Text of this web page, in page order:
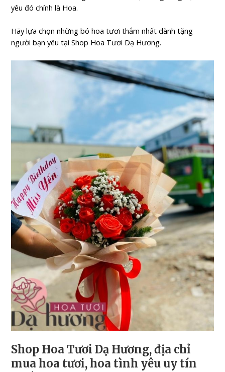
yêu đó chính là Hoa.
Hãy lựa chọn những bó hoa tươi thắm nhất dành tặng
người bạn yêu tại Shop Hoa Tươi Dạ Hương.
Shop Hoa Tươi Dạ Hương, địa chỉ
mua hoa tươi, hoa tình yêu uy tín